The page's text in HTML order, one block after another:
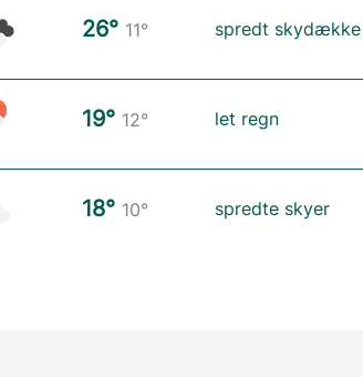
26° 11° spredt skydække
19° 12° let regn
18° 10° spredte skyer